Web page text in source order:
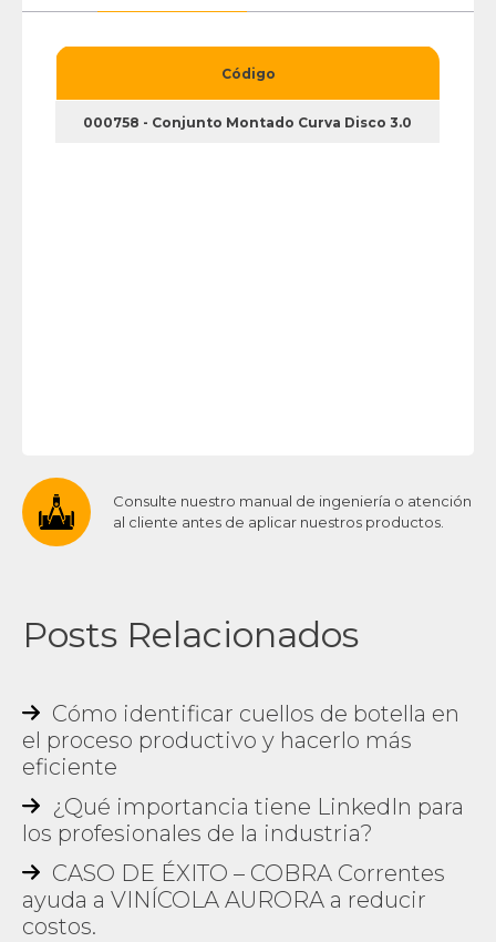
Código
000758 - Conjunto Montado Curva Disco 3.0
Consulte nuestro manual de ingeniería o atención
al cliente antes de aplicar nuestros productos.
Posts Relacionados
Cómo identificar cuellos de botella en
el proceso productivo y hacerlo más
eficiente
¿Qué importancia tiene LinkedIn para
los profesionales de la industria?
CASO DE ÉXITO – COBRA Correntes
ayuda a VINÍCOLA AURORA a reducir
costos.